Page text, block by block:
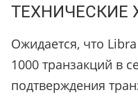
ТЕХНИЧЕСКИЕ
Ожидается, что
1000 транзакций в
подтверждения